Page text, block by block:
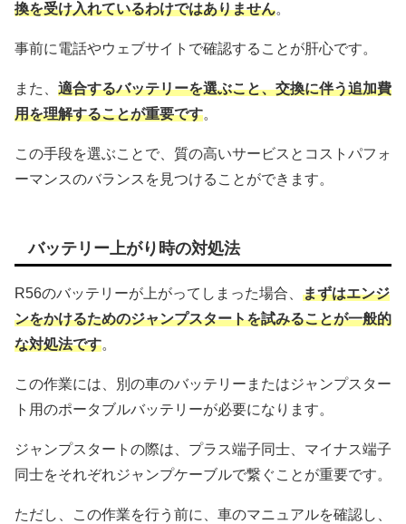
換を受け入れているわけではありません。
事前に電話やウェブサイトで確認することが肝心です。
また、 適合するバッテリーを選ぶこと、交換に伴う追加費
用を理解することが重要です。
この手段を選ぶことで、質の高いサービスとコストパフォ
ーマンスのバランスを見つけることができます。
バッテリー上がり時の対処法
R56のバッテリーが上がってしまった場合、 まずはエンジ
ンをかけるためのジャンプスタートを試みることが一般的
な対処法です。
この作業には、別の車のバッテリーまたはジャンプスター
ト用のポータブルバッテリーが必要になります。
ジャンプスタートの際は、プラス端子同士、マイナス端子
同士をそれぞれジャンプケーブルで繋ぐことが重要です。
ただし、この作業を行う前に、車のマニュアルを確認し、